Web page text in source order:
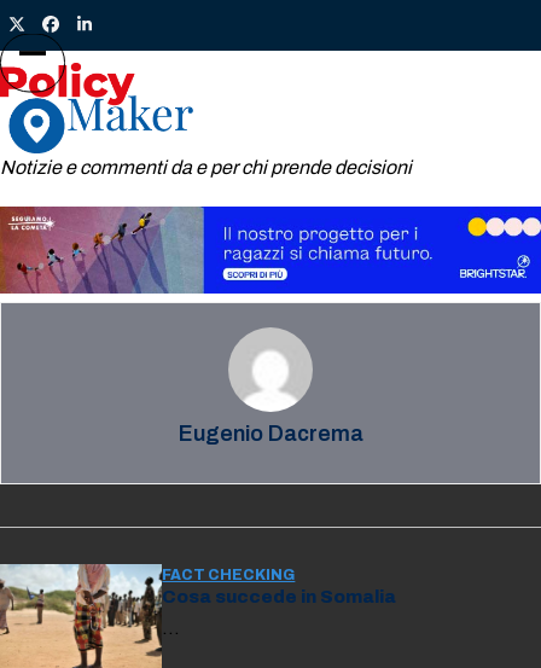
Skip
to
content
TwitterFacebook
LinkedIn
Notizie e commenti da e per chi prende decisioni
Open
mobile
menu
Close
mobile
menu
Eugenio Dacrema
FACT CHECKING
Cosa succede in Somalia